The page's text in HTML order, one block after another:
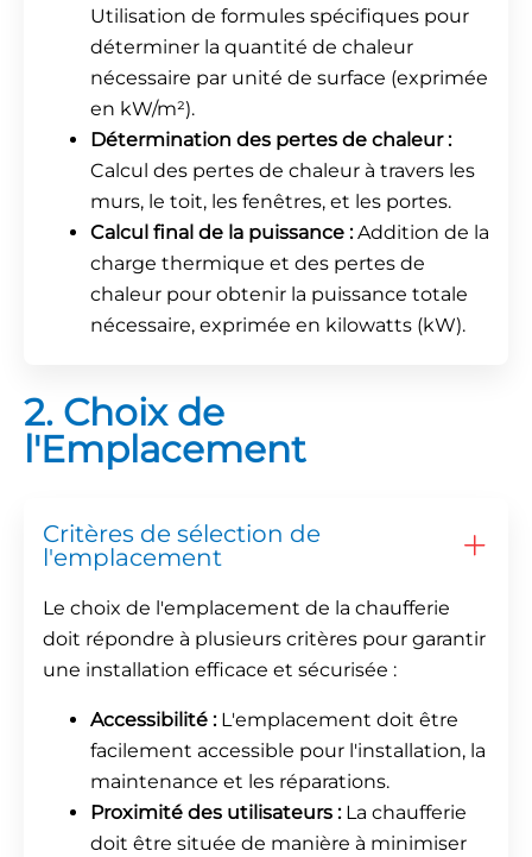
Utilisation de formules spécifiques pour
déterminer la quantité de chaleur
nécessaire par unité de surface (exprimée
en kW/m²).
Détermination des pertes de chaleur :
Calcul des pertes de chaleur à travers les
murs, le toit, les fenêtres, et les portes.
Calcul final de la puissance :Addition de la
charge thermique et des pertes de
chaleur pour obtenir la puissance totale
nécessaire, exprimée en kilowatts (kW).
2. Choix de
l'Emplacement
Critères de sélection de
l'emplacement
Le choix de l'emplacement de la chaufferie
doit répondre à plusieurs critères pour garantir
une installation efficace et sécurisée :
Accessibilité :L'emplacement doit être
facilement accessible pour l'installation, la
maintenance et les réparations.
Proximité des utilisateurs :La chaufferie
doit être située de manière à minimiser